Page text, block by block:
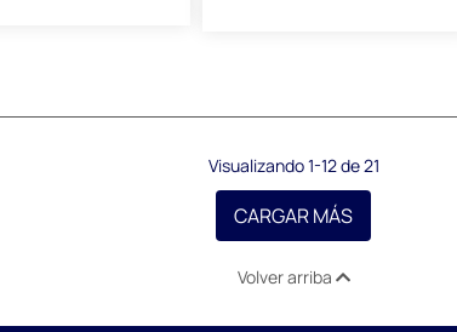
Visualizando 1-12 de 21
CARGAR MÁS
Volver arriba